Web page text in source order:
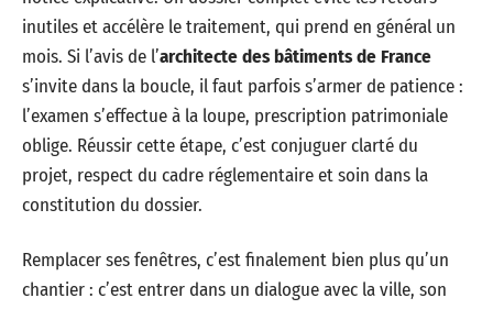
inutiles et accélère le traitement, qui prend en général un
mois. Si l’avis de l’architecte des bâtiments de France
s’invite dans la boucle, il faut parfois s’armer de patience :
l’examen s’effectue à la loupe, prescription patrimoniale
oblige. Réussir cette étape, c’est conjuguer clarté du
projet, respect du cadre réglementaire et soin dans la
constitution du dossier.
Remplacer ses fenêtres, c’est finalement bien plus qu’un
chantier : c’est entrer dans un dialogue avec la ville, son